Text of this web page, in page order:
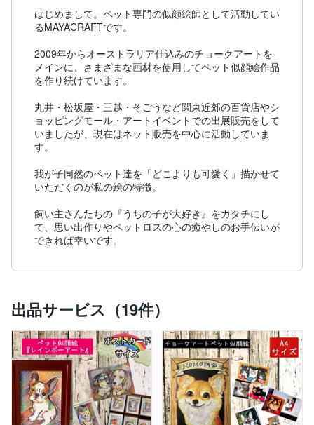
はじめまして。ペット専門の似顔絵師として活動してい
るMAYACRAFTです。
2009年からオーストラリア仕込みのチョークアートを
メインに、さまざまな画材を使用してペット似顔絵作品
を作り続けています。
丸井・松坂屋・三越・そごうなど関東近郊の百貨店やシ
ョッピングモール・アートイベントでの出展販売をして
いましたが、現在はネット販売を中心に活動していま
す。
我が子同然のペット達を「どこよりも可愛く」描かせて
いただくのが私の絵の特徴。
飼い主さんたちの『うちの子が大好き』をカタチにし
て、思い出作りやペットロスの心の癒やしのお手伝いが
できれば幸いです。
出品サービス（19件）